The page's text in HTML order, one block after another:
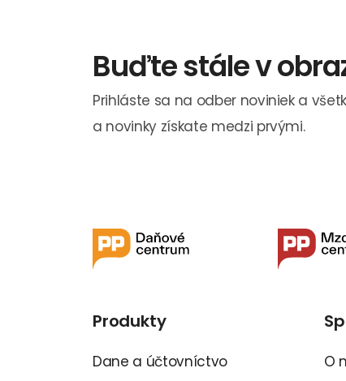
Buďte stále v
Prihláste sa na odber noviniek a
a novinky získate medzi prvými.
Produkty
Dane a účtovníctvo
O